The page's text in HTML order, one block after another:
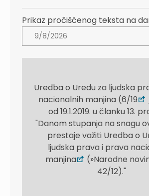
Prikaz pročišćenog teksta na
Uredba o Uredu za ljudska
nacionalnih manjina (6/19
od 19.1.2019. u članku 13.
"Danom stupanja na snagu
prestaje važiti Uredba o
ljudska prava i prava
manjina
(»Narodne
42/12)."